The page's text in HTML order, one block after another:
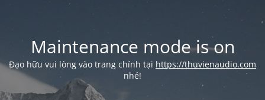
Maintenance mode is on
Đạo hữu vui lòng vào trang chính tại https://thuvienaudio.com
nhé!